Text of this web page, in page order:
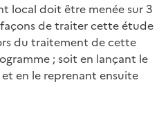
local doit être menée sur 3
de traiter cette étude
du traitement de cette
; soit en lançant le
en le reprenant ensuite